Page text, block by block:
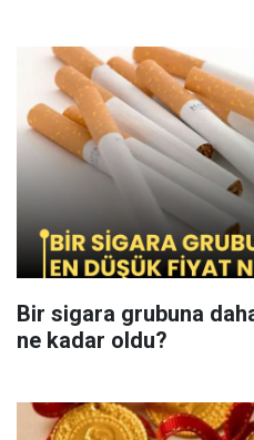
Bir sigara grubuna
ne kadar oldu?